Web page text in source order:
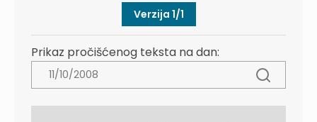
Verzija 1/1
Prikaz pročišćenog teksta na dan: